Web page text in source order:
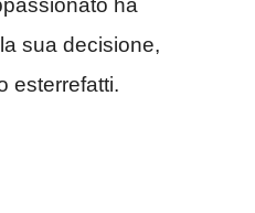
ha
sua decisione,
esterrefatti.